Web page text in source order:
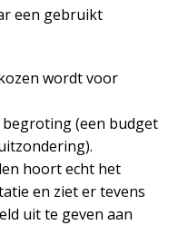
een gebruikt
wordt voor
(een budget
hoort echt het
en ziet er tevens
uit te geven aan